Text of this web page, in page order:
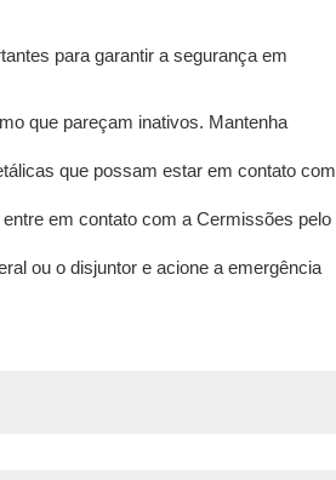
para garantir a segurança em
que pareçam inativos. Mantenha
que possam estar em contato com
em contato com a Cermissões pelo
ou o disjuntor e acione a emergência